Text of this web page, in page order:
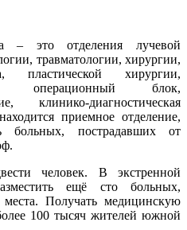
– это отделения лучевой
травматологии, хирургии,
пластической хирургии,
операционный блок,
клинико-диагностическая
приемное отделение,
больных, пострадавших от
человек. В экстренной
ещё сто больных,
места. Получать медицинскую
100 тысяч жителей южной